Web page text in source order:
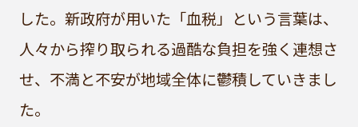
した。新政府が用いた「血税」という言葉は、
人々から搾り取られる過酷な負担を強く連想さ
せ、不満と不安が地域全体に鬱積していきまし
た。